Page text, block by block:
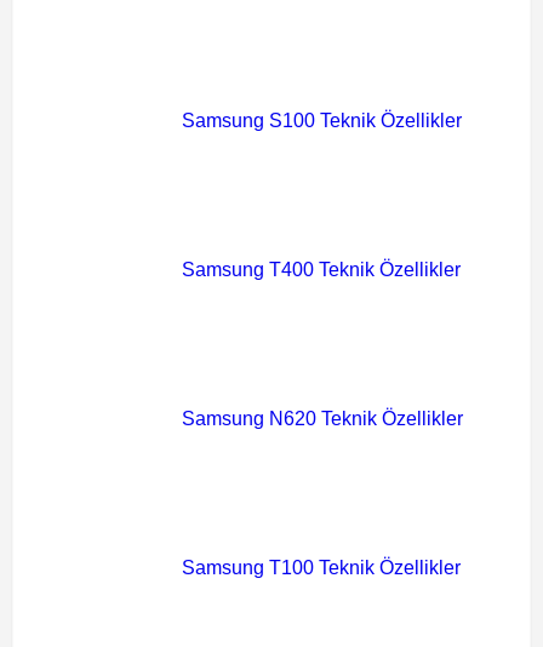
Samsung S100 Teknik Özellikler
Samsung T400 Teknik Özellikler
Samsung N620 Teknik Özellikler
Samsung T100 Teknik Özellikler